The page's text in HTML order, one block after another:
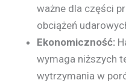
ważne dla części
obciążeń
Ekonomiczność:
wymaga niższych
wytrzymania w